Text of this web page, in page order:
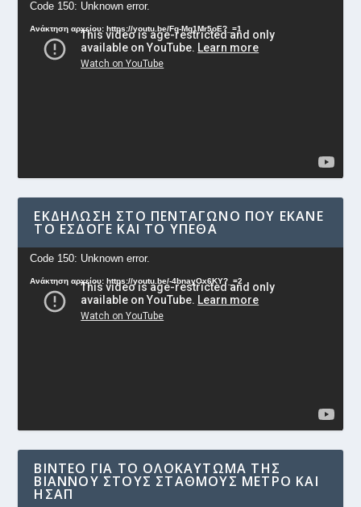
Πρόγραμμα
Αναπαραγωγής
Βίντεο
Code 150: Unknown error.
Ανάκτηση αρχείου: https://youtu.be/Fg-Mq1Mr5oE?_=1
ΕΚΔΉΛΩΣΗ ΣΤΟ ΠΕΝΤΆΓΩΝΟ ΠΟΥ ΈΚΑΝΕ
ΤΟ ΕΣΔΟΓΕ ΚΑΙ ΤΟ ΥΠΕΘΑ
Πρόγραμμα
Αναπαραγωγής
Βίντεο
Code 150: Unknown error.
Ανάκτηση αρχείου: https://youtu.be/-4bnayOx6KY?_=2
ΒΊΝΤΕΟ ΓΙΑ ΤΟ ΟΛΟΚΑΎΤΩΜΑ ΤΗΣ
ΒΙΆΝΝΟΥ ΣΤΟΥΣ ΣΤΑΘΜΟΎΣ ΜΕΤΡΟ ΚΑΙ
ΗΣΑΠ